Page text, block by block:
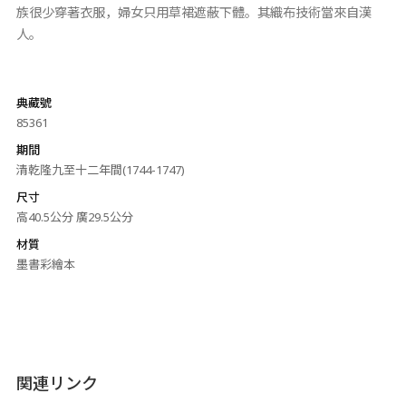
族很少穿著衣服，婦女只用草裙遮蔽下體。其織布技術當來自漢
人。
典藏號
85361
期間
清乾隆九至十二年間(1744-1747)
尺寸
高40.5公分 廣29.5公分
材質
墨書彩繪本
関連リンク